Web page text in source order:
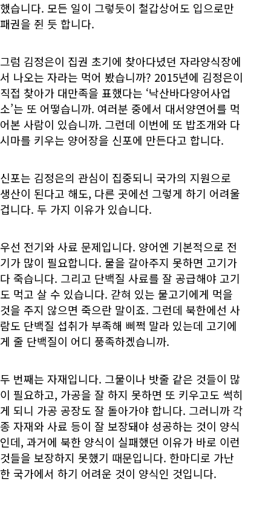
했습니다. 모든 일이 그렇듯이 철갑상어도 입으로만
패권을 쥔 듯 합니다.
그럼 김정은이 집권 초기에 찾아다녔던 자라양식장에
서 나오는 자라는 먹어 봤습니까? 2015년에 김정은이
직접 찾아가 대만족을 표했다는 ‘낙산바다양어사업
소’는 또 어떻습니까. 여러분 중에서 대서양연어를 먹
어본 사람이 있습니까. 그런데 이번에 또 밥조개와 다
시마를 키우는 양어장을 신포에 만든다고 합니다.
신포는 김정은의 관심이 집중되니 국가의 지원으로
생산이 된다고 해도, 다른 곳에선 그렇게 하기 어려울
겁니다. 두 가지 이유가 있습니다.
우선 전기와 사료 문제입니다. 양어엔 기본적으로 전
기가 많이 필요합니다. 물을 갈아주지 못하면 고기가
다 죽습니다. 그리고 단백질 사료를 잘 공급해야 고기
도 먹고 살 수 있습니다. 갇혀 있는 물고기에게 먹을
것을 주지 않으면 죽으란 말이죠. 그런데 북한에선 사
람도 단백질 섭취가 부족해 삐쩍 말라 있는데 고기에
게 줄 단백질이 어디 풍족하겠습니까.
두 번째는 자재입니다. 그물이나 밧줄 같은 것들이 많
이 필요하고, 가공을 잘 하지 못하면 또 키우고도 썩히
게 되니 가공 공장도 잘 돌아가야 합니다. 그러니까 각
종 자재와 사료 등이 잘 보장돼야 성공하는 것이 양식
인데, 과거에 북한 양식이 실패했던 이유가 바로 이런
것들을 보장하지 못했기 때문입니다. 한마디로 가난
한 국가에서 하기 어려운 것이 양식인 것입니다.